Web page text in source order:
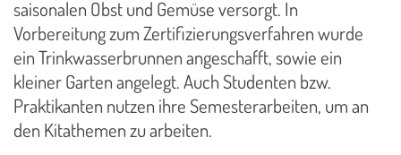
saisonalen Obst und Gemüse versorgt. In
Vorbereitung zum Zertifizierungsverfahren wurde
ein Trinkwasserbrunnen angeschafft, sowie ein
kleiner Garten angelegt. Auch Studenten bzw.
Praktikanten nutzen ihre Semesterarbeiten, um an
den Kitathemen zu arbeiten.